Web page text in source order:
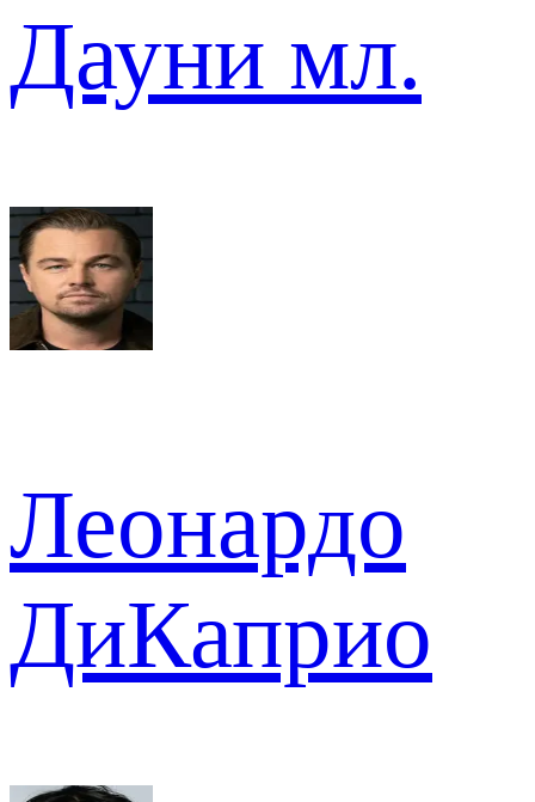
Дауни мл.
Леонардо
ДиКаприо